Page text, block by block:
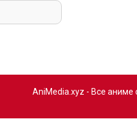
AniMedia.xyz - Все аниме